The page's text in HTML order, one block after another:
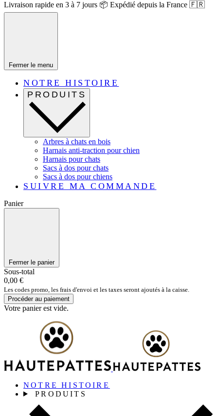
Livraison rapide en 3 à 7 jours 📦 Expédié depuis la France 🇫🇷
Fermer le menu
NOTRE HISTOIRE
PRODUITS
Arbres à chats en bois
Harnais anti-traction pour chien
Harnais pour chats
Sacs à dos pour chats
Sacs à dos pour chiens
SUIVRE MA COMMANDE
Panier
Fermer le panier
Sous-total
0,00 €
Les codes promo, les frais d'envoi et les taxes seront ajoutés à la caisse.
Procéder au paiement
Votre panier est vide.
NOTRE HISTOIRE
PRODUITS